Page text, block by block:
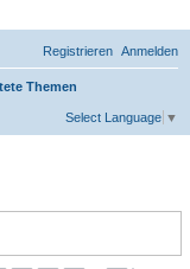
Anmelden
Registrieren
Themen
Select Language ▼